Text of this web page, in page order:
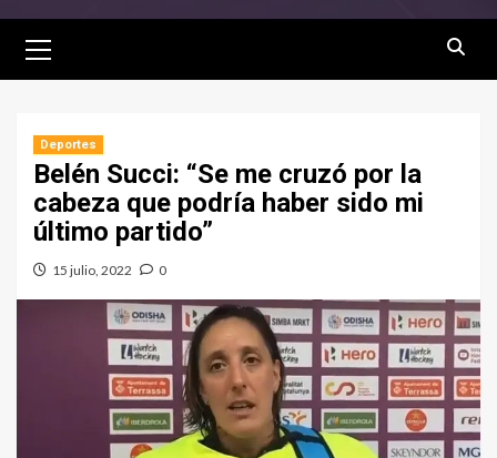
Deportes
Belén Succi: “Se me cruzó por la
cabeza que podría haber sido mi
último partido”
15 julio, 2022 0